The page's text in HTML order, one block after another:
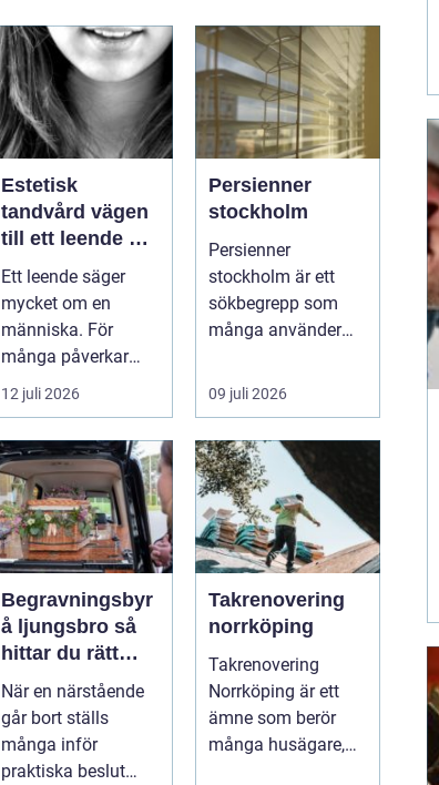
Estetisk
tandvård vägen
till ett leende du
trivs med
Ett leende säger
mycket om en
människa. För
många påverkar
tändernas utseende
både
självförtroendet ...
12 juli 2026
Persienner
stockholm
Persienner
stockholm är ett
sökbegrepp som
många använder
praktiska och
snygga so...
09 juli 2026
Begravningsbyr
å ljungsbro så
hittar du rätt
stöd i en svår tid
När en närstående
går bort ställs
många inför
praktiska beslut
Takrenovering
norrköping
Takrenovering
Norrköping är ett
ämne som berör
många husägare,